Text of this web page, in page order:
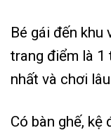
Bé gái đến khu
trang điểm là 1
nhất và chơi
Có bàn ghế, kệ